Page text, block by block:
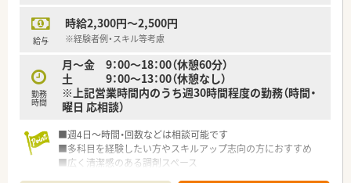
給与
時給2,300円～2,500円
※経験者例・スキル等考慮
勤務
時間
月～金 9：00～18：00（休憩60分）
土 9：00～13：00（休憩なし）
※上記営業時間内のうち週30時間程度の勤務（時間・
曜日 応相談）
■週4日～時間・回数などは相談可能です
■多科目を経験したい方やスキルアップ志向の方におすすめ
■広く清潔感のある調剤スペース